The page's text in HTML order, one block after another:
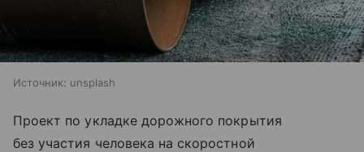
Источник: unsplash
Проект по укладке дорожного покрытия
без участия человека на скоростной